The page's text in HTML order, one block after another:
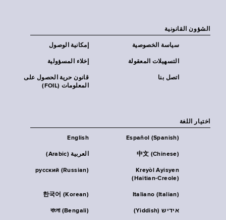
الشؤون القانونية
إمكانية الوصول سياسة الخصوصية
إخلاء المسؤولية التسهيلات المعقولة
قانون حرية الحصول على
المعلومات (FOIL)
اتصل بنا
اختيار اللغة
English Español (Spanish)
العربية (Arabic) 中文 (Chinese)
русский (Russian)
Kreyòl Ayisyen
(Haitian-Creole)
한국어 (Korean) Italiano (Italian)
বাংলা (Bengali) אידיש (Yiddish)